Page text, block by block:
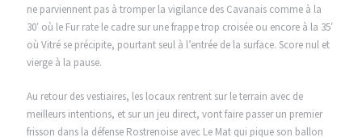
ne parviennent pas à tromper la vigilance des Cavanais comme à la
30′ où le Fur rate le cadre sur une frappe trop croisée ou encore à la 35′
où Vitré se précipite, pourtant seul à l’entrée de la surface. Score nul et
vierge à la pause.
Au retour des vestiaires, les locaux rentrent sur le terrain avec de
meilleurs intentions, et sur un jeu direct, vont faire passer un premier
frisson dans la défense Rostrenoise avec Le Mat qui pique son ballon